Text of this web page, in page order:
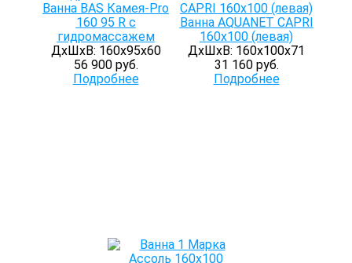
Ванна BAS Камея-Pro
160 95 R с
гидромассажем
ДхШхВ: 160х95х60
56 900 руб.
Подробнее
Ванна AQUANET CAPRI
160х100 (левая)
ДхШхВ: 160х100х71
31 160 руб.
Подробнее